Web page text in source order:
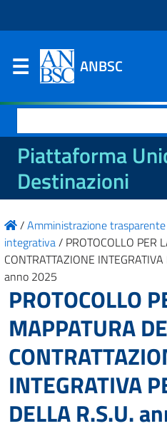
ANBSC
per:
Piattaforma
Destinazioni
/Amministrazione trasparente
integrativa/ PROTOCOLLO PER
CONTRATTAZIONE
anno 2025
PROTOCOLLO
MAPPATURA
INTEGRATIVA
DELLA R.S.U.